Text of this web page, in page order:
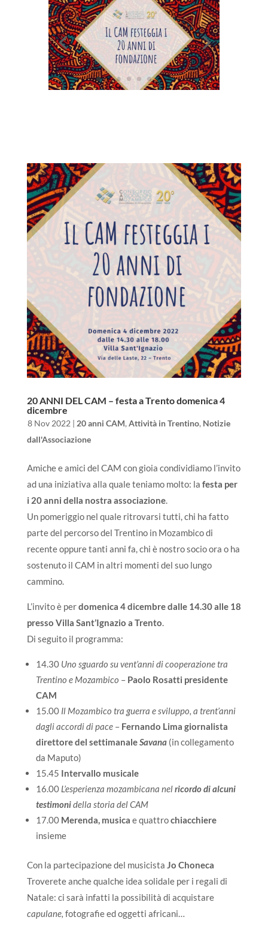
20 ANNI DEL CAM – festa a Trento domenica 4
dicembre
8 Nov 2022 | 20 anni CAM, Attività in Trentino, Notizie
dall'Associazione
Amiche e amici del CAM con gioia condividiamo l’invito
ad una iniziativa alla quale teniamo molto: la festa per
i 20 anni della nostra associazione.
Un pomeriggio nel quale ritrovarsi tutti, chi ha fatto
parte del percorso del Trentino in Mozambico di
recente oppure tanti anni fa, chi è nostro socio ora o ha
sostenuto il CAM in altri momenti del suo lungo
cammino.
L’invito è perdomenica 4 dicembre dalle 14.30 alle 18
presso Villa Sant’Ignazio a Trento.
Di seguito il programma:
14.30Uno sguardo su vent’anni di cooperazione tra
Trentino e Mozambico – Paolo Rosatti presidente
CAM
15.00 Il Mozambico tra guerra e sviluppo, a trent’anni
dagli accordi di pace– Fernando Lima giornalista
direttore del settimanaleSavana(in collegamento
da Maputo)
15.45 Intervallo musicale
16.00 L’esperienza mozambicana nelricordo di alcuni
testimonidella storia del CAM
17.00 Merenda, musica e quattrochiacchiere
insieme
Con la partecipazione del musicista Jo Choneca
Troverete anche qualche idea solidale per i regali di
Natale: ci sarà infatti la possibilità di acquistare
capulane, fotografie ed oggetti africani…